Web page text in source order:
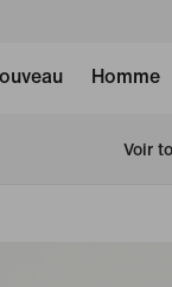
Homme
Voir